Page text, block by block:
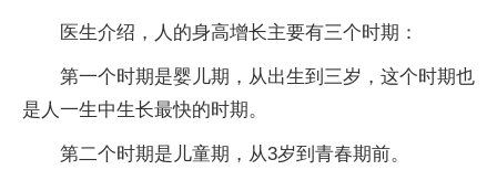
医生介绍，人的身高增长主要有三个时期：
第一个时期是婴儿期，从出生到三岁，这个时期也
是人一生中生长最快的时期。
第二个时期是儿童期，从3岁到青春期前。